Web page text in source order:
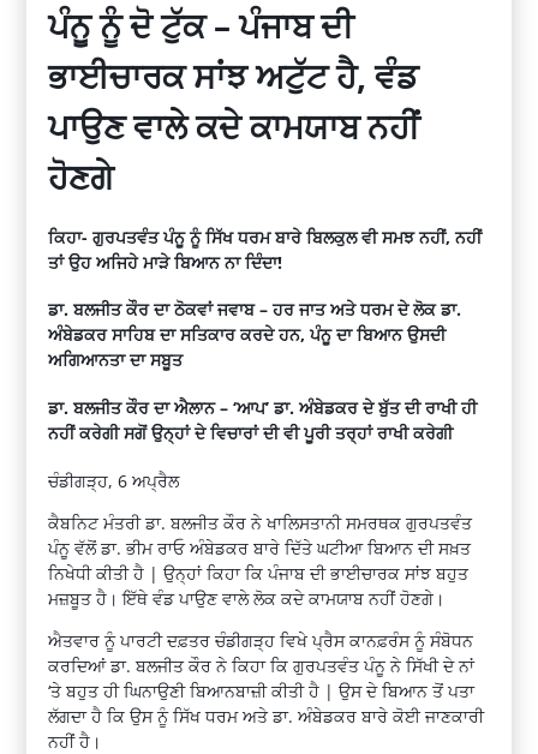
ਪੰਨੂ ਨੂੰ ਦੋ ਟੁੱਕ – ਪੰਜਾਬ ਦੀ
ਭਾਈਚਾਰਕ ਸਾਂਝ ਅਟੁੱਟ ਹੈ, ਵੰਡ
ਪਾਉਣ ਵਾਲੇ ਕਦੇ ਕਾਮਯਾਬ ਨਹੀਂ
ਹੋਣਗੇ
ਕਿਹਾ- ਗੁਰਪਤਵੰਤ ਪੰਨੂ ਨੂੰ ਸਿੱਖ ਧਰਮ ਬਾਰੇ ਬਿਲਕੁਲ ਵੀ ਸਮਝ ਨਹੀਂ, ਨਹੀਂ
ਤਾਂ ਉਹ ਅਜਿਹੇ ਮਾੜੇ ਬਿਆਨ ਨਾ ਦਿੰਦਾ!
ਡਾ. ਬਲਜੀਤ ਕੌਰ ਦਾ ਠੋਕਵਾਂ ਜਵਾਬ – ਹਰ ਜਾਤ ਅਤੇ ਧਰਮ ਦੇ ਲੋਕ ਡਾ.
ਅੰਬੇਡਕਰ ਸਾਹਿਬ ਦਾ ਸਤਿਕਾਰ ਕਰਦੇ ਹਨ, ਪੰਨੂ ਦਾ ਬਿਆਨ ਉਸਦੀ
ਅਗਿਆਨਤਾ ਦਾ ਸਬੂਤ
ਡਾ. ਬਲਜੀਤ ਕੌਰ ਦਾ ਐਲਾਨ – ‘ਆਪ’ ਡਾ. ਅੰਬੇਡਕਰ ਦੇ ਬੁੱਤ ਦੀ ਰਾਖੀ ਹੀ
ਨਹੀਂ ਕਰੇਗੀ ਸਗੋਂ ਉਨ੍ਹਾਂ ਦੇ ਵਿਚਾਰਾਂ ਦੀ ਵੀ ਪੂਰੀ ਤਰ੍ਹਾਂ ਰਾਖੀ ਕਰੇਗੀ
ਚੰਡੀਗੜ੍ਹ, 6 ਅਪ੍ਰੈਲ
ਕੈਬਨਿਟ ਮੰਤਰੀ ਡਾ. ਬਲਜੀਤ ਕੌਰ ਨੇ ਖਾਲਿਸਤਾਨੀ ਸਮਰਥਕ ਗੁਰਪਤਵੰਤ
ਪੰਨੂ ਵੱਲੋਂ ਡਾ. ਭੀਮ ਰਾਓ ਅੰਬੇਡਕਰ ਬਾਰੇ ਦਿੱਤੇ ਘਟੀਆ ਬਿਆਨ ਦੀ ਸਖ਼ਤ
ਨਿਖੇਧੀ ਕੀਤੀ ਹੈ | ਉਨ੍ਹਾਂ ਕਿਹਾ ਕਿ ਪੰਜਾਬ ਦੀ ਭਾਈਚਾਰਕ ਸਾਂਝ ਬਹੁਤ
ਮਜ਼ਬੂਤ ਹੈ। ਇੱਥੇ ਵੰਡ ਪਾਉਣ ਵਾਲੇ ਲੋਕ ਕਦੇ ਕਾਮਯਾਬ ਨਹੀਂ ਹੋਣਗੇ।
ਐਤਵਾਰ ਨੂੰ ਪਾਰਟੀ ਦਫ਼ਤਰ ਚੰਡੀਗੜ੍ਹ ਵਿਖੇ ਪ੍ਰੈਸ ਕਾਨਫ਼ਰੰਸ ਨੂੰ ਸੰਬੋਧਨ
ਕਰਦਿਆਂ ਡਾ. ਬਲਜੀਤ ਕੌਰ ਨੇ ਕਿਹਾ ਕਿ ਗੁਰਪਤਵੰਤ ਪੰਨੂ ਨੇ ਸਿੱਖੀ ਦੇ ਨਾਂ
‘ਤੇ ਬਹੁਤ ਹੀ ਘਿਨਾਉਣੀ ਬਿਆਨਬਾਜ਼ੀ ਕੀਤੀ ਹੈ | ਉਸ ਦੇ ਬਿਆਨ ਤੋਂ ਪਤਾ
ਲੱਗਦਾ ਹੈ ਕਿ ਉਸ ਨੂੰ ਸਿੱਖ ਧਰਮ ਅਤੇ ਡਾ. ਅੰਬੇਡਕਰ ਬਾਰੇ ਕੋਈ ਜਾਣਕਾਰੀ
ਨਹੀਂ ਹੈ।